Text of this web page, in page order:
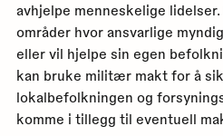
avhjelpe menneskelige
områder hvor ansvarlige
eller vil hjelpe sin egen
kan bruke militær makt for å
lokalbefolkningen og
komme i tillegg til eventuell